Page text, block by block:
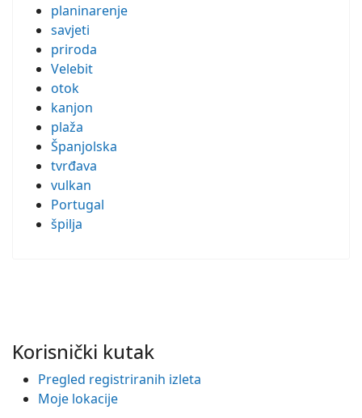
planinarenje
savjeti
priroda
Velebit
otok
kanjon
plaža
Španjolska
tvrđava
vulkan
Portugal
špilja
Korisnički kutak
Pregled registriranih izleta
Moje lokacije